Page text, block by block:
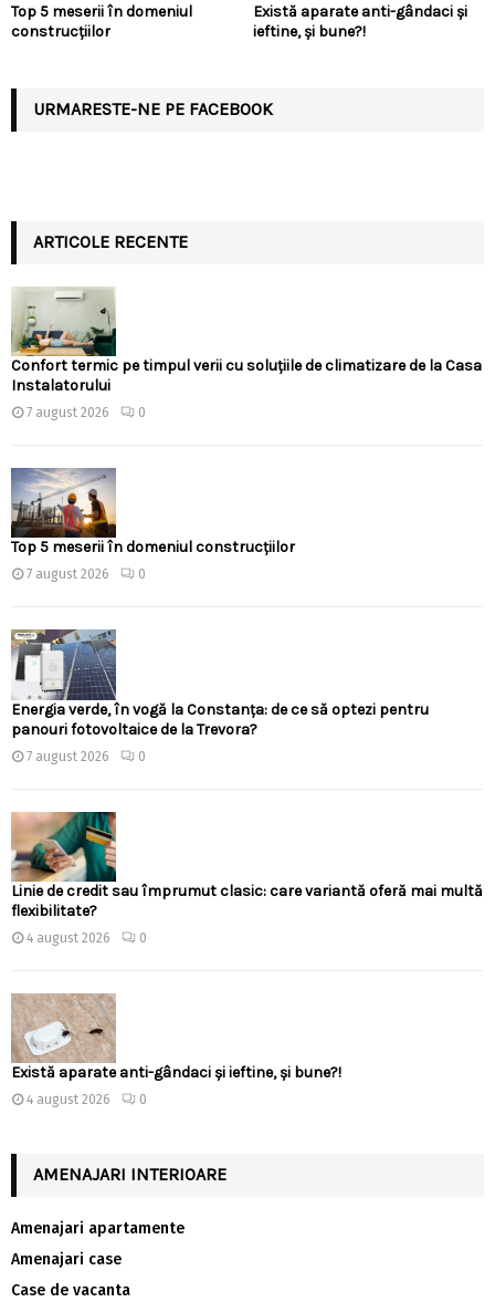
Top 5 meserii în domeniul
construcțiilor
Există aparate anti-gândaci și
ieftine, și bune?!
URMARESTE-NE PE FACEBOOK
ARTICOLE RECENTE
Confort termic pe timpul verii cu soluțiile de climatizare de la Casa
Instalatorului
7 august 2026 0
Top 5 meserii în domeniul construcțiilor
7 august 2026 0
Energia verde, în vogă la Constanța: de ce să optezi pentru
panouri fotovoltaice de la Trevora?
7 august 2026 0
Linie de credit sau împrumut clasic: care variantă oferă mai multă
flexibilitate?
4 august 2026 0
Există aparate anti-gândaci și ieftine, și bune?!
4 august 2026 0
AMENAJARI INTERIOARE
Amenajari apartamente
Amenajari case
Case de vacanta